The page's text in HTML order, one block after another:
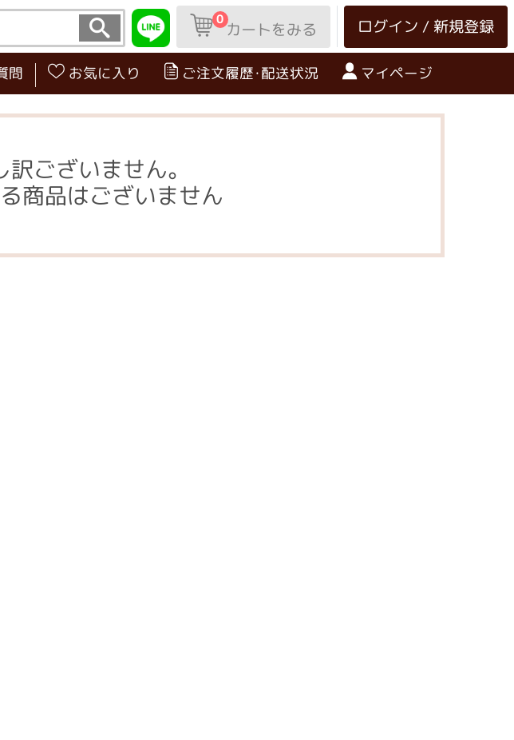
ログイン / 新規登録
0カートをみる
問 お気に入り ご注文履歴･配送状況 マイページ
訳ございません。
商品はございません